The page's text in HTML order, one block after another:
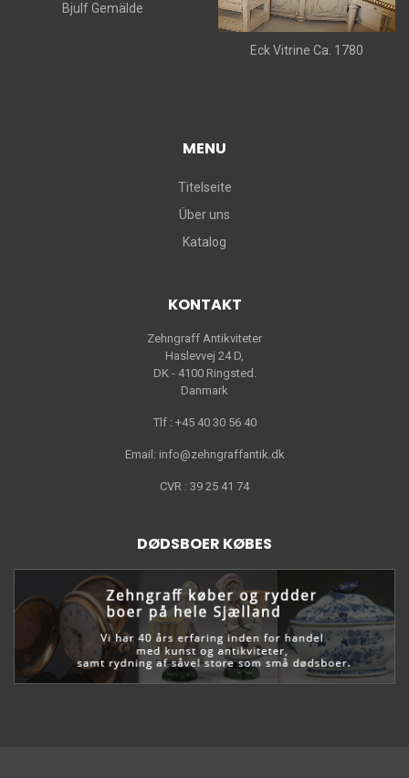
Bjulf Gemälde
Eck Vitrine Ca. 1780
MENU
Titelseite
Über uns
Katalog
KONTAKT
Zehngraff Antikviteter
Haslevvej 24 D,
DK - 4100 Ringsted.
Danmark
Tlf : +45 40 30 56 40
Email: info@zehngraffantik.dk
CVR : 39 25 41 74
DØDSBOER KØBES